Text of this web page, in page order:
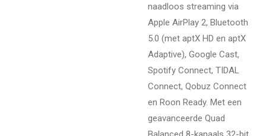
naadloos streaming via
Apple AirPlay 2, Bluetooth
5.0 (met aptX HD en aptX
Adaptive), Google Cast,
Spotify Connect, TIDAL
Connect, Qobuz Connect
en Roon Ready. Met een
geavanceerde Quad